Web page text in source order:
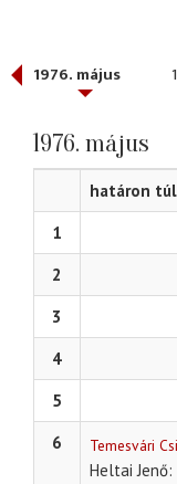
1976. május
1976. május
határon
1
2
3
4
5
6
Temesvári
Heltai Jenő